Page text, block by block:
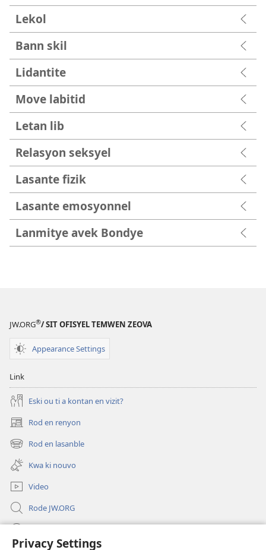
Privacy Settings
Lekol
Bann skil
Lidantite
Move labitid
Letan lib
Relasyon seksyel
Lasante fizik
Lasante emosyonnel
Lanmitye avek Bondye
JW.ORG®/ SIT OFISYEL TEMWEN ZEOVA
Appearance Settings
Link
Eski ou ti a kontan en vizit?
Rod en renyon
(opens
new
window)
Rod en lasanble
(opens
new
window)
Kwa ki nouvo
Video
Rode JW.ORG